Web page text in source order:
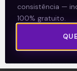
Explore
E Eu Com Isso?
Vídeos no
consistência —
100% gratuito.